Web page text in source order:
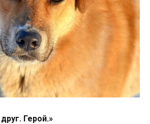
друг. Герой.»